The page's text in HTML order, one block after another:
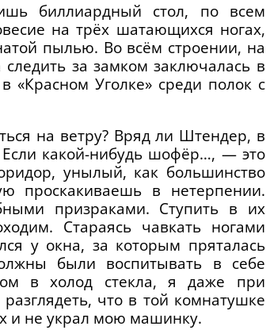
биллиардный стол, по всем
на трёх шатающихся ногах,
пылью. Во всём строении, на
за замком заключалась в
Уголке» среди полок с
на ветру? Вряд ли Штендер, в
какой-нибудь шофёр…, — это
унылый, как большинство
проскакиваешь в нетерпении.
призраками. Ступить в их
Стараясь чавкать ногами
у окна, за которым пряталась
были воспитывать в себе
в холод стекла, я даже при
что в той комнатушке
и не украл мою машинку.